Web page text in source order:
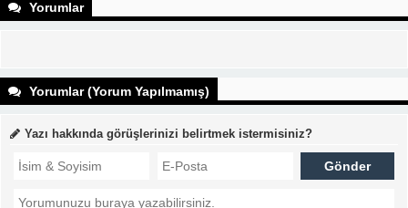
Yorumlar
Yorumlar (Yorum Yapılmamış)
Yazı hakkında görüşlerinizi belirtmek istermisiniz?